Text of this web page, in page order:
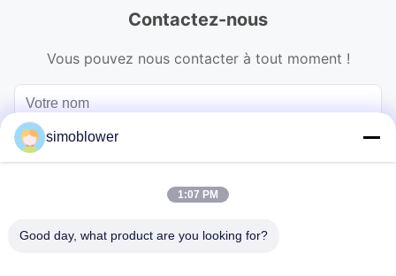
Contactez-nous
Vous pouvez nous contacter à tout moment !
simoblower
1:07 PM
Good day, what product are you looking for?